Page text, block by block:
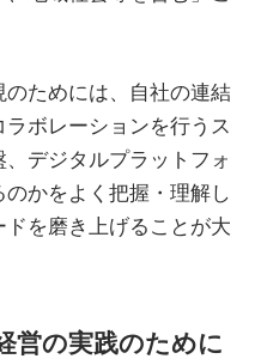
ためには、自社の連結
ボレーションを行うス
デジタルプラットフォ
かをよく把握・理解し
を磨き上げることが大
営の実践のために